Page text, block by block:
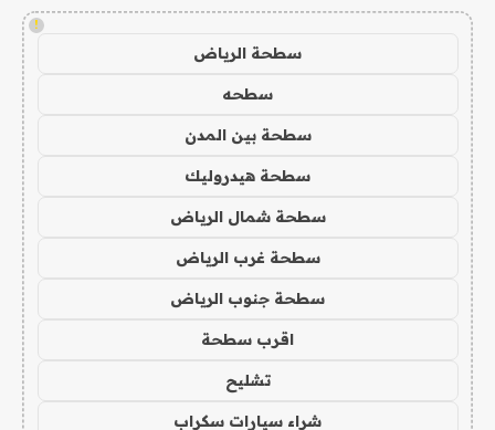
!
سطحة الرياض
سطحه
سطحة بين المدن
سطحة هيدروليك
سطحة شمال الرياض
سطحة غرب الرياض
سطحة جنوب الرياض
اقرب سطحة
تشليح
شراء سيارات سكراب